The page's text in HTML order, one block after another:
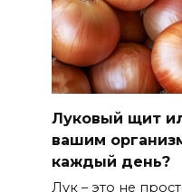
Луковый щит
вашим
каждый день?
Лук – это не